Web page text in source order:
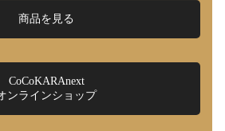
商品を見る
CoCoKARAnext
ンラインショップ